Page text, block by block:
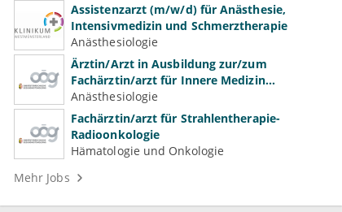
Assistenzarzt (m/w/d) für Anästhesie,
Intensivmedizin und Schmerztherapie
Anästhesiologie
Ärztin/Arzt in Ausbildung zur/zum
Fachärztin/arzt für Innere Medizin
(Kardiologie, Nephrologie, Intensivmedizin)
Anästhesiologie
Fachärztin/arzt für Strahlentherapie-
Radioonkologie
Hämatologie und Onkologie
Mehr Jobs